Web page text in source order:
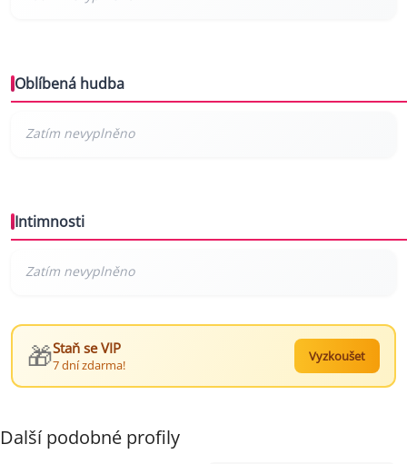
Oblíbená hudba
Intimnosti
🎁Staň se VIP
7 dní zdarma!
Vyzkoušet
Další podobné profily